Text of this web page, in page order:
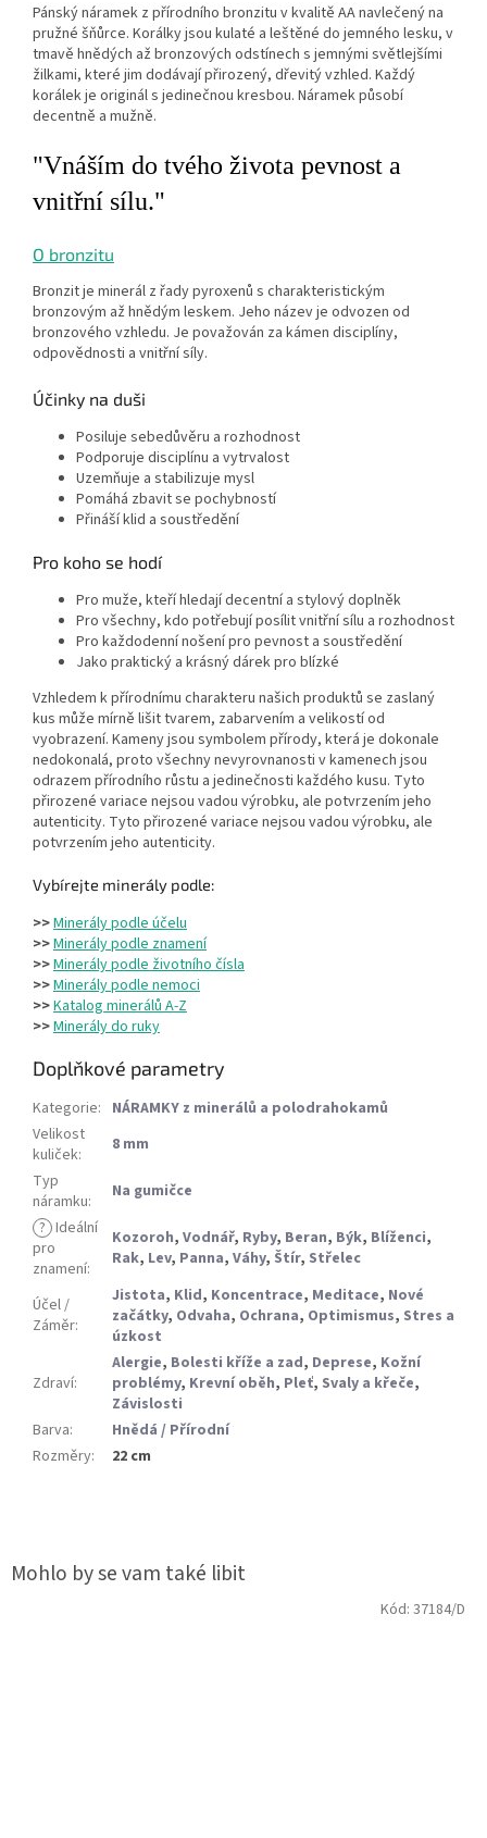
Pánský náramek z přírodního bronzitu v kvalitě AA navlečený na
pružné šňůrce. Korálky jsou kulaté a leštěné do jemného lesku, v
tmavě hnědých až bronzových odstínech s jemnými světlejšími
žilkami, které jim dodávají přirozený, dřevitý vzhled. Každý
korálek je originál s jedinečnou kresbou. Náramek působí
decentně a mužně.
"Vnáším do tvého života pevnost a
vnitřní sílu."
O bronzitu
Bronzit je minerál z řady pyroxenů s charakteristickým
bronzovým až hnědým leskem. Jeho název je odvozen od
bronzového vzhledu. Je považován za kámen disciplíny,
odpovědnosti a vnitřní síly.
Účinky na duši
Posiluje sebedůvěru a rozhodnost
Podporuje disciplínu a vytrvalost
Uzemňuje a stabilizuje mysl
Pomáhá zbavit se pochybností
Přináší klid a soustředění
Pro koho se hodí
Pro muže, kteří hledají decentní a stylový doplněk
Pro všechny, kdo potřebují posílit vnitřní sílu a rozhodnost
Pro každodenní nošení pro pevnost a soustředění
Jako praktický a krásný dárek pro blízké
Vzhledem k přírodnímu charakteru našich produktů se zaslaný
kus může mírně lišit tvarem, zabarvením a velikostí od
vyobrazení. Kameny jsou symbolem přírody, která je dokonale
nedokonalá, proto všechny nevyrovnanosti v kamenech jsou
odrazem přírodního růstu a jedinečnosti každého kusu. Tyto
přirozené variace nejsou vadou výrobku, ale potvrzením jeho
autenticity. Tyto přirozené variace nejsou vadou výrobku, ale
potvrzením jeho autenticity.
Vybírejte minerály podle:
>>Minerály podle účelu
>>Minerály podle znamení
>>Minerály podle životního čísla
>>Minerály podle nemoci
>>Katalog minerálů A-Z
>>Minerály do ruky
Doplňkové parametry
Kategorie: NÁRAMKY z minerálů a polodrahokamů
Velikost
kuliček:
8 mm
Typ
náramku:
Na gumičce
? Ideální
pro
znamení:
Kozoroh, Vodnář, Ryby, Beran, Býk, Blíženci,
Rak, Lev, Panna, Váhy, Štír, Střelec
Účel /
Záměr:
Jistota, Klid, Koncentrace, Meditace, Nové
začátky, Odvaha, Ochrana, Optimismus, Stres a
úzkost
Zdraví:
Alergie, Bolesti kříže a zad, Deprese, Kožní
problémy, Krevní oběh, Pleť, Svaly a křeče,
Závislosti
Barva:
Hnědá / Přírodní
Rozměry: 22 cm
Kód: 37184/D